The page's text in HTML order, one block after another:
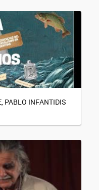
PABLO INFANTIDIS